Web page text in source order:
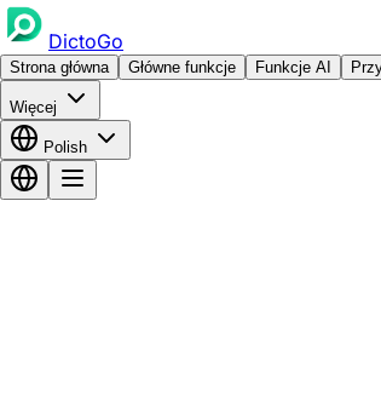
DictoGo
Strona główna Główne funkcje Funkcje AI
Więcej
Polish